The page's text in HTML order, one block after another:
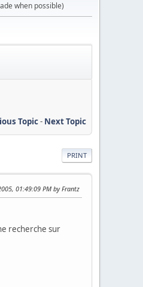
when possible)
Topic- Next Topic
PRINT
01:49:09 PM by Frantz
recherche sur